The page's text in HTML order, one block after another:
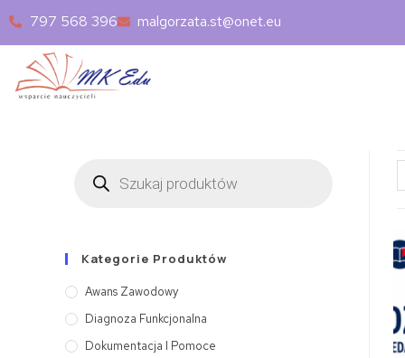
797 568 396 malgorzata.st@onet.eu
Kategorie Produktów
Awans Zawodowy
Diagnoza Funkcjonalna
Dokumentacja I Pomoce